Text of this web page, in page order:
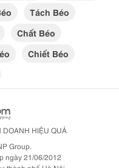
Tách Béo
Chất Béo
Chiết Béo
DOANH HIỆU QUẢ
Group.
ngày 21/06/2012